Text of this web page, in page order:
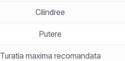
Cilindree
Putere
Turatia maxima recomandata